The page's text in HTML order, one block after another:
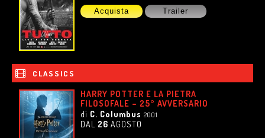
Acquista Trailer
CLASSICS
HARRY POTTER E LA PIETRA
FILOSOFALE – 25° AVVERSARIO
di C. Columbus2001
DAL 26 AGOSTO